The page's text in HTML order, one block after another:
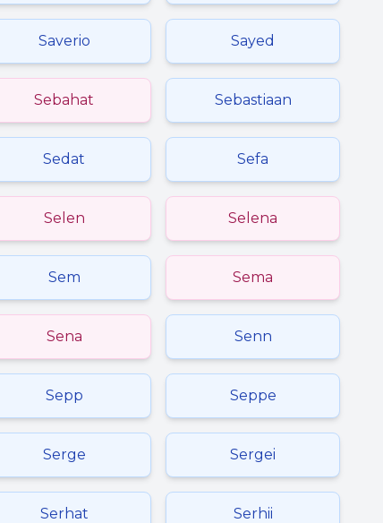
Saverio Sayed
Sebahat Sebastiaan
Sedat Sefa
Selen Selena
Sem Sema
Sena Senn
Sepp Seppe
Serge Sergei
Serhat Serhii